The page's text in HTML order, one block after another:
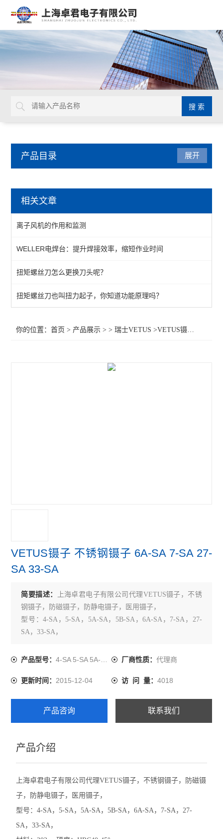
产品目录 展开
相关文章
离子风机的作用和监测
WELLER电焊台：提升焊接效率，缩短作业时间
扭矩螺丝刀怎么更换刀头呢？
扭矩螺丝刀也叫扭力起子，你知道功能原理吗？
你的位置：首页 > 产品展示 > >瑞士VETUS >VETUS镊子 不锈钢镊子 6A-SA 7-SA 27-SA 33-SA
VETUS镊子 不锈钢镊子 6A-SA 7-SA 27-
SA 33-SA
简要描述：
上海卓君电子有限公司代理VETUS镊子，不锈
钢镊子，防磁镊子，防静电镊子，医用镊子，
型号：4-SA，5-SA，5A-SA，5B-SA，6A-SA，7-SA，27-
SA，33-SA，
产品型号：4-SA 5-SA 5A-SA 5B-SA 厂商性质： 代理商
更新时间：2015-12-04 访 问 量： 4018
产品咨询 联系我们
产品介绍
上海卓君电子有限公司代理VETUS镊子，不锈钢镊子，防磁镊
子，防静电镊子，医用镊子，
型号：4-SA，5-SA，5A-SA，5B-SA，6A-SA，7-SA，27-
SA，33-SA，